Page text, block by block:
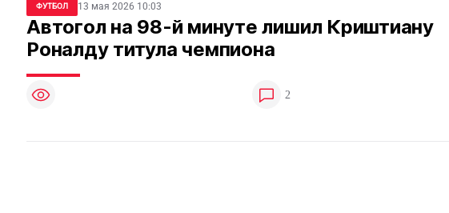
ФУТБОЛ 13 мая 2026 10:03
Автогол на 98-й минуте лишил Криштиану
Роналду титула чемпиона
2